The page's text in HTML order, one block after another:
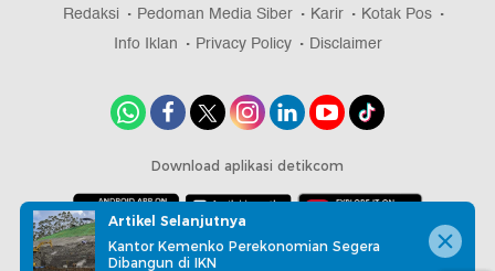
Redaksi Pedoman Media Siber Karir
Kotak Pos
Info Iklan
Privacy Policy Disclaimer
Download aplikasi detikcom
Copyright @ 2026 detikcom, All right reserved
Artikel Selanjutnya
Kantor Kemenko Perekonomian Segera
Dibangun di IKN